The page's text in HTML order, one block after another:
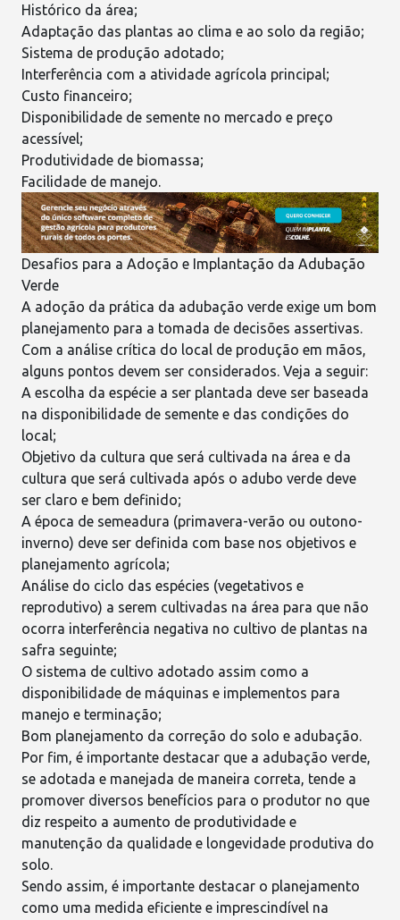
Histórico da área;
Adaptação das plantas ao clima e ao solo da região;
Sistema de produção adotado;
Interferência com a atividade agrícola principal;
Custo financeiro;
Disponibilidade de semente no mercado e preço
acessível;
Produtividade de biomassa;
Facilidade de manejo.
Desafios para a Adoção e Implantação da Adubação
Verde
A adoção da prática da adubação verde exige um bom
planejamento para a tomada de decisões assertivas.
Com a análise crítica do local de produção em mãos,
alguns pontos devem ser considerados. Veja a seguir:
A escolha da espécie a ser plantada deve ser baseada
na disponibilidade de semente e das condições do
local;
Objetivo da cultura que será cultivada na área e da
cultura que será cultivada após o adubo verde deve
ser claro e bem definido;
A época de semeadura (primavera-verão ou outono-
inverno) deve ser definida com base nos objetivos e
planejamento agrícola;
Análise do ciclo das espécies (vegetativos e
reprodutivo) a serem cultivadas na área para que não
ocorra interferência negativa no cultivo de plantas na
safra seguinte;
O sistema de cultivo adotado assim como a
disponibilidade de máquinas e implementos para
manejo e terminação;
Bom planejamento da correção do solo e adubação.
Por fim, é importante destacar que a adubação verde,
se adotada e manejada de maneira correta, tende a
promover diversos benefícios para o produtor no que
diz respeito a aumento de produtividade e
manutenção da qualidade e longevidade produtiva do
solo.
Sendo assim, é importante destacar o planejamento
como uma medida eficiente e imprescindível na